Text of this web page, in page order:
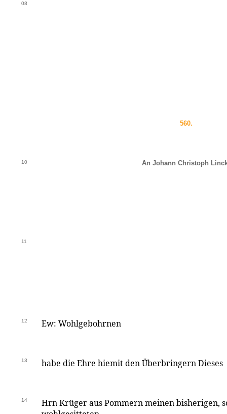
08
560.
10 An Johann Christoph
11
12 Ew: Wohlgebohrnen
13 habe die Ehre hiemit den Überbringern Dieses
14
Hrn Krüger aus Pommern meinen bisherigen,